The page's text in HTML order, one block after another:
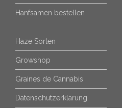
Hanfsamen bestellen
Haze Sorten
Growshop
Graines de Cannabis
Datenschutzerklärung